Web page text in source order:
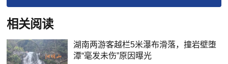
相关阅读
湖南两游客越栏5米瀑布滑落，撞岩壁堕
潭“毫发未伤”原因曝光